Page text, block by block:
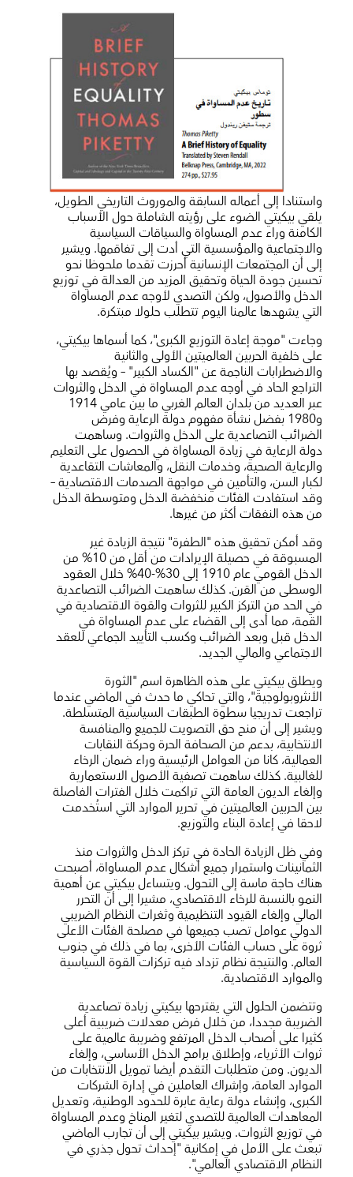
واستنادا إلى أعماله السابقة والموروث التاريخي الطويل،
يلقي بيكيتي الضوء على رؤيته الشاملة حول الأسباب
الكامنة وراء عدم المساواة والسياقات السياسية
والاجتماعية والمؤسسية التي أدت إلى تفاقمها. ويشير
إلى أن المجتمعات الإنسانية أحرزت تقدما ملحوظا نحو
تحسين جودة الحياة وتحقيق المزيد من العدالة في توزيع
الدخل والأصول، ولكن التصدي لأوجه عدم المساواة
التي يشهدها عالمنا اليوم تتطلب حلولا مبتكرة.
وجاءت "موجة إعادة التوزيع الكبرى"، كما أسماها بيكيتي،
على خلفية الحربين العالميتين الأولى والثانية
والاضطرابات الناجمة عن "الكساد الكبير" – ويُقصد بها
التراجع الحاد في أوجه عدم المساواة في الدخل والثروات
عبر العديد من بلدان العالم الغربي ما بين عامي 1914
و1980 بفضل نشأة مفهوم دولة الرعاية وفرض
الضرائب التصاعدية على الدخل والثروات. وساهمت
دولة الرعاية في زيادة المساواة في الحصول على التعليم
والرعاية الصحية، وخدمات النقل، والمعاشات التقاعدية
لكبار السن، والتأمين في مواجهة الصدمات الاقتصادية –
وقد استفادت الفئات منخفضة الدخل ومتوسطة الدخل
من هذه النفقات أكثر من غيرها.
وقد أمكن تحقيق هذه "الطفرة" نتيجة الزيادة غير
المسبوقة في حصيلة الإيرادات من أقل من 10% من
الدخل القومي عام 1910 إلى 30%-40% خلال العقود
الوسطى من القرن. كذلك ساهمت الضرائب التصاعدية
في الحد من التركز الكبير للثروات والقوة الاقتصادية في
القمة، مما أدى إلى القضاء على عدم المساواة في
الدخل قبل وبعد الضرائب وكسب التأييد الجماعي للعقد
الاجتماعي والمالي الجديد.
ويطلق بيكيتي على هذه الظاهرة اسم "الثورة
الأنثروبولوجية"، والتي تحاكي ما حدث في الماضي عندما
تراجعت تدريجيا سطوة الطبقات السياسية المتسلطة.
ويشير إلى أن منح حق التصويت للجميع والمنافسة
الانتخابية، بدعم من الصحافة الحرة وحركة النقابات
العمالية، كانا من العوامل الرئيسية وراء ضمان الرخاء
للغالبية. كذلك ساهمت تصفية الأصول الاستعمارية
وإلغاء الديون العامة التي تراكمت خلال الفترات الفاصلة
بين الحربين العالميتين في تحرير الموارد التي استُخدمت
لاحقا في إعادة البناء والتوزيع.
وفي ظل الزيادة الحادة في تركز الدخل والثروات منذ
الثمانينات واستمرار جميع أشكال عدم المساواة، أصبحت
هناك حاجة ماسة إلى التحول. ويتساءل بيكيتي عن أهمية
النمو بالنسبة للرخاء الاقتصادي، مشيرا إلى أن التحرر
المالي وإلغاء القيود التنظيمية وثغرات النظام الضريبي
الدولي عوامل تصب جميعها في مصلحة الفئات الأعلى
ثروة على حساب الفئات الأخرى، بما في ذلك في جنوب
العالم. والنتيجة نظام تزداد فيه تركزات القوة السياسية
والموارد الاقتصادية.
وتتضمن الحلول التي يقترحها بيكيتي زيادة تصاعدية
الضريبة مجددا، من خلال فرض معدلات ضريبية أعلى
كثيرا على أصحاب الدخل المرتفع وضريبة عالمية على
ثروات الأثرياء، وإطلاق برامج الدخل الأساسي، وإلغاء
الديون. ومن متطلبات التقدم أيضا تمويل الانتخابات من
الموارد العامة، وإشراك العاملين في إدارة الشركات
الكبرى، وإنشاء دولة رعاية عابرة للحدود الوطنية، وتعديل
المعاهدات العالمية للتصدي لتغير المناخ وعدم المساواة
في توزيع الثروات. ويشير بيكيتي إلى أن تجارب الماضي
تبعث على الأمل في إمكانية "إحداث تحول جذري في
النظام الاقتصادي العالمي".